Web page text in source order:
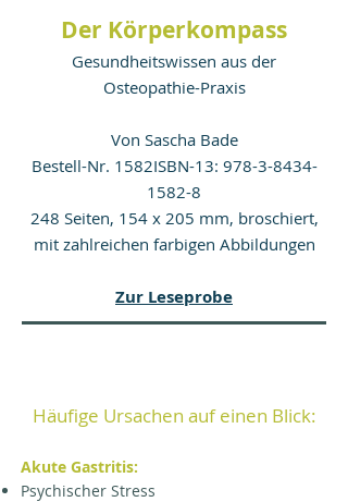
Der Körperkompass
Gesundheitswissen aus der
Osteopathie-Praxis
Von Sascha Bade
Bestell-Nr. 1582ISBN-13: 978-3-8434-
1582-8
248 Seiten, 154 x 205 mm, broschiert,
mit zahlreichen farbigen Abbildungen
Zur Leseprobe
Häufige Ursachen auf einen Blick:
Akute Gastritis:
Psychischer Stress